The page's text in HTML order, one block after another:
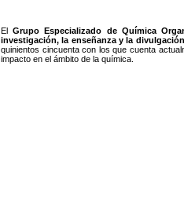
ElGrupo Especializado de Química
investigación, la enseñanza y la divulgación
quinientos cincuenta con los que cuenta
impacto en el ámbito de la química.